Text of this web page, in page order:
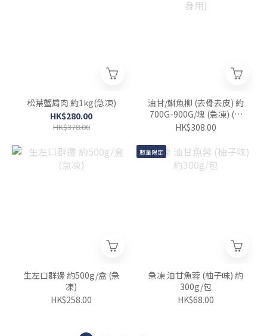
松葉蟹肩肉 約1kg(急凍)
HK$280.00
HK$378.00
油甘/鰤魚柳 (去骨去皮) 約
700G-900G/塊 (急凍) (刺
身用)
HK$308.00
生左口群邊 約500g/盒 (急
凍)
HK$258.00
數量限定
急凍 油甘魚蓉 (柚子味) 約
300g/包
HK$68.00